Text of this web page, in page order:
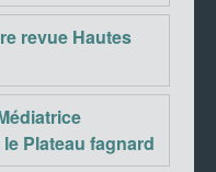
revue Hautes
Plateau fagnard